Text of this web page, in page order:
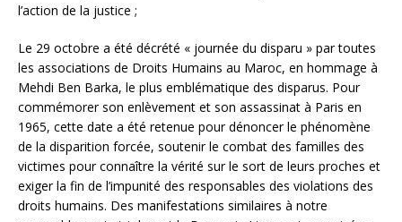
l’action de la justice ;
Le 29 octobre a été décrété « journée du disparu » par toutes
les associations de Droits Humains au Maroc, en hommage à
Mehdi Ben Barka, le plus emblématique des disparus. Pour
commémorer son enlèvement et son assassinat à Paris en
1965, cette date a été retenue pour dénoncer le phénomène
de la disparition forcée, soutenir le combat des familles des
victimes pour connaître la vérité sur le sort de leurs proches et
exiger la fin de l’impunité des responsables des violations des
droits humains. Des manifestations similaires à notre